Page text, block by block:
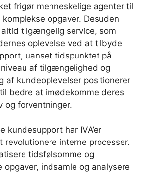
frigør menneskelige agenter til
opgaver. Desuden
tilgængelig service, som
oplevelse ved at tilbyde
uanset tidspunktet på
af tilgængelighed og
af kundeoplevelser positionerer
bedre at imødekomme deres
og forventninger.
kundesupport har IVA’er
revolutionere interne processer.
tidsfølsomme og
indsamle og analysere